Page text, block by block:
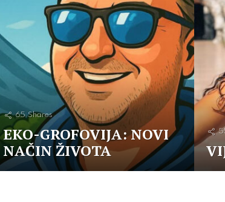
65 Shares
EKO-GROFOVIJA: NOVI
NAČIN ŽIVOTA